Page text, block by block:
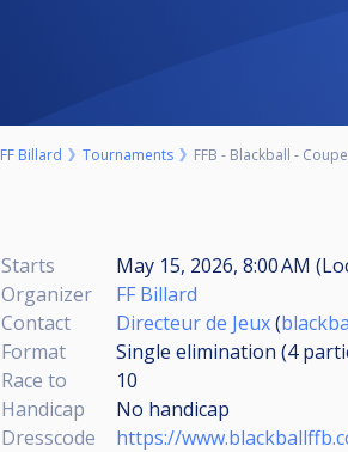
FF Billard Tournaments FFB - Blackball -
Starts
May 15, 2026, 8:00 AM
Organizer
FF Billard
Contact
Directeur de Jeux(
Format
Single elimination (4
Race to
10
Handicap
No handicap
Dresscode
https://